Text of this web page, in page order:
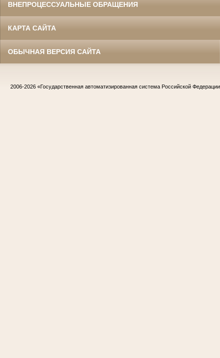
ВНЕПРОЦЕССУАЛЬНЫЕ ОБРАЩЕНИЯ
КАРТА САЙТА
ОБЫЧНАЯ ВЕРСИЯ САЙТА
2006-2026 «Государственная автоматизированная система Российской